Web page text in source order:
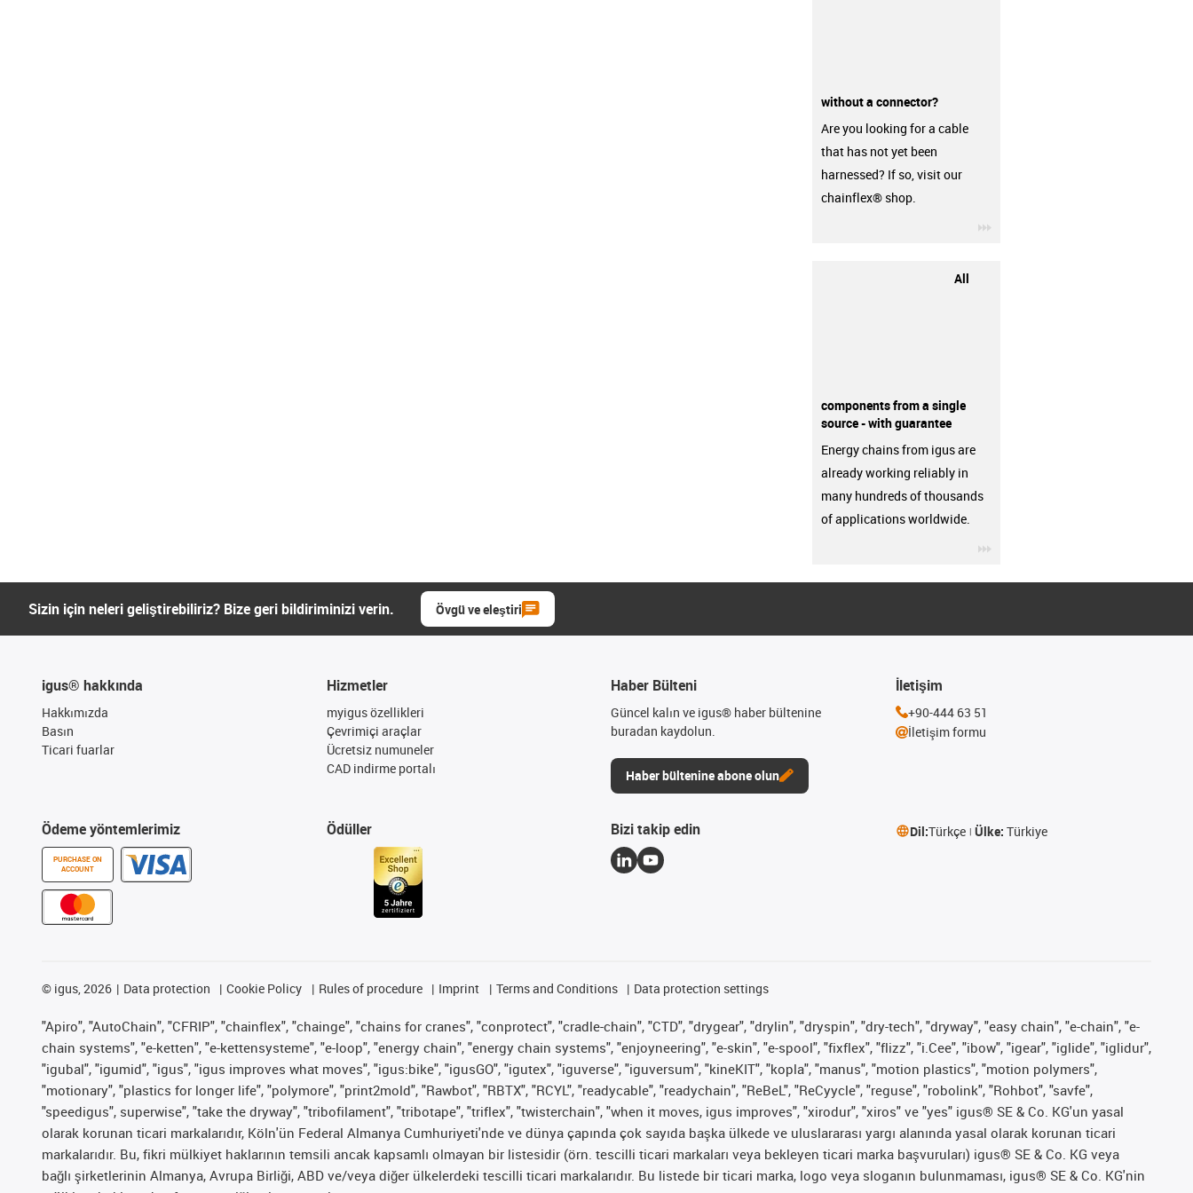
without a connector?
Are you looking for a cable
that has not yet been
harnessed? If so, visit our
chainflex® shop.
All
components from a single
source - with guarantee
Energy chains from igus are
already working reliably in
many hundreds of thousands
of applications worldwide.
Sizin için neleri geliştirebiliriz? Bize geri bildiriminizi verin. Övgü ve eleştiri
igus® hakkında
Hakkımızda
Basın
Ticari fuarlar
Ödeme yöntemlerimiz
PURCHASE ON
ACCOUNT
Hizmetler
myigus özellikleri
Çevrimiçi araçlar
Ücretsiz numuneler
CAD indirme portalı
Ödüller
Haber Bülteni
Güncel kalın ve igus® haber bültenine
buradan kaydolun.
Haber bültenine abone olun
İletişim
+90-444 63 51
İletişim formu
Bizi takip edin Dil:Türkçe Ülke: Türkiye
© igus, 2026 Data protection Cookie Policy Rules of procedure Imprint Terms and Conditions Data protection settings
"Apiro", "AutoChain", "CFRIP", "chainflex", "chainge", "chains for cranes", "conprotect", "cradle-chain", "CTD", "drygear", "drylin", "dryspin", "dry-tech", "dryway", "easy chain", "e-chain", "e-
chain systems", "e-ketten", "e-kettensysteme", "e-loop", "energy chain", "energy chain systems", "enjoyneering", "e-skin", "e-spool", "fixflex", "flizz", "i.Cee", "ibow", "igear", "iglide", "iglidur",
"igubal", "igumid", "igus", "igus improves what moves", "igus:bike", "igusGO", "igutex", "iguverse", "iguversum", "kineKIT", "kopla", "manus", "motion plastics", "motion polymers",
"motionary", "plastics for longer life", "polymore", "print2mold", "Rawbot", "RBTX", "RCYL", "readycable", "readychain", "ReBeL", "ReCyycle", "reguse", "robolink", "Rohbot", "savfe",
"speedigus", superwise", "take the dryway", "tribofilament", "tribotape", "triflex", "twisterchain", "when it moves, igus improves", "xirodur", "xiros" ve "yes" igus® SE & Co. KG'un yasal
olarak korunan ticari markalarıdır, Köln'ün Federal Almanya Cumhuriyeti'nde ve dünya çapında çok sayıda başka ülkede ve uluslararası yargı alanında yasal olarak korunan ticari
markalarıdır. Bu, fikri mülkiyet haklarının temsili ancak kapsamlı olmayan bir listesidir (örn. tescilli ticari markaları veya bekleyen ticari marka başvuruları) igus® SE & Co. KG veya
bağlı şirketlerinin Almanya, Avrupa Birliği, ABD ve/veya diğer ülkelerdeki tescilli ticari markalarıdır. Bu listede bir ticari marka, logo veya sloganın bulunmaması, igus® SE & Co. KG'nin